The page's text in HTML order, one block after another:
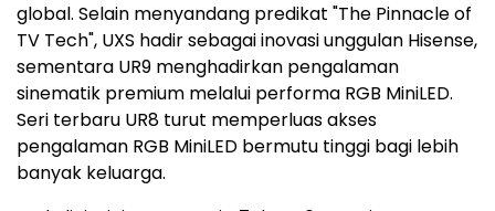
global. Selain menyandang predikat "The Pinnacle of
TV Tech", UXS hadir sebagai inovasi unggulan Hisense,
sementara UR9 menghadirkan pengalaman
sinematik premium melalui performa RGB MiniLED.
Seri terbaru UR8 turut memperluas akses
pengalaman RGB MiniLED bermutu tinggi bagi lebih
banyak keluarga.